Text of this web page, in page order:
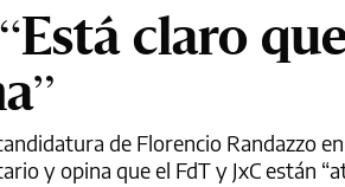
claro
de Florencio Randazzo
y opina que el FdT y JxC están